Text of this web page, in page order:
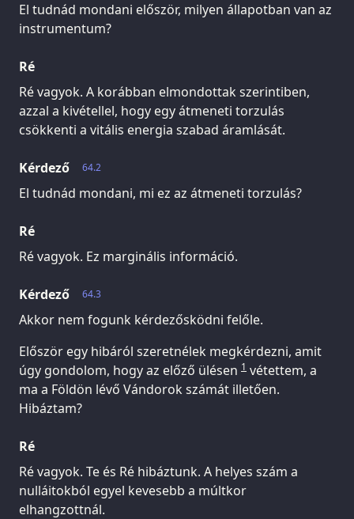
El tudnád mondani először, milyen állapotban van az
instrumentum?
Ré
Ré vagyok. A korábban elmondottak szerintiben,
azzal a kivétellel, hogy egy átmeneti torzulás
csökkenti a vitális energia szabad áramlását.
64.2
Kérdező
El tudnád mondani, mi ez az átmeneti torzulás?
Ré
Ré vagyok. Ez marginális információ.
64.3
Kérdező
Akkor nem fogunk kérdezősködni felőle.
Először egy hibáról szeretnélek megkérdezni, amit
úgy gondolom, hogy az előző ülésen 1 vétettem, a
ma a Földön lévő Vándorok számát illetően.
Hibáztam?
Ré
Ré vagyok. Te és Ré hibáztunk. A helyes szám a
nulláitokból egyel kevesebb a múltkor
elhangzottnál.